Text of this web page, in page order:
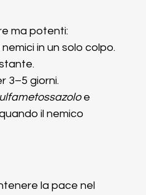
ma potenti:
in un solo colpo.
3–5 giorni.
e
il nemico
la pace nel